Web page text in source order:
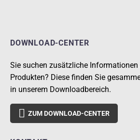
DOWNLOAD-CENTER
Sie suchen zusätzliche Informationen
Produkten? Diese finden Sie
in unserem Downloadbereich.
 ZUM DOWNLOAD-CENTER